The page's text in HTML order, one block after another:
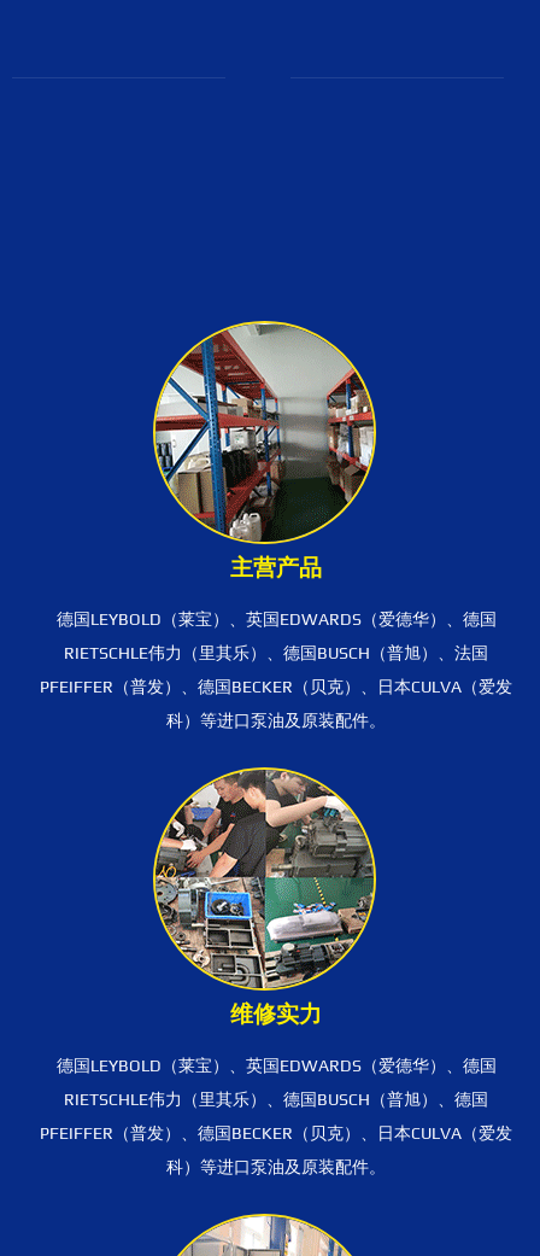
主营产品
德国LEYBOLD（莱宝）、英国EDWARDS（爱德华）、德国
RIETSCHLE伟力（里其乐）、德国BUSCH（普旭）、法国
PFEIFFER（普发）、德国BECKER（贝克）、日本CULVA（爱发
科）等进口泵油及原装配件。
维修实力
德国LEYBOLD（莱宝）、英国EDWARDS（爱德华）、德国
RIETSCHLE伟力（里其乐）、德国BUSCH（普旭）、德国
PFEIFFER（普发）、德国BECKER（贝克）、日本CULVA（爱发
科）等进口泵油及原装配件。